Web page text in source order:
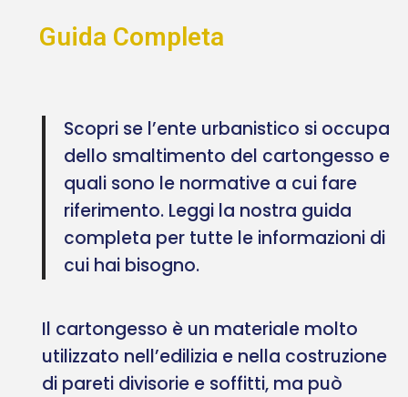
Guida Completa
Scopri se l’ente urbanistico si occupa
dello smaltimento del cartongesso e
quali sono le normative a cui fare
riferimento. Leggi la nostra guida
completa per tutte le informazioni di
cui hai bisogno.
Il cartongesso è un materiale molto
utilizzato nell’edilizia e nella costruzione
di pareti divisorie e soffitti, ma può